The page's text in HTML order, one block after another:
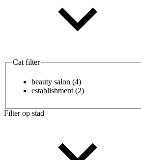
Cat filter
beauty salon (4)
establishment (2)
Filter op stad